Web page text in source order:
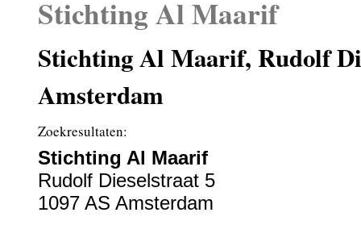
Stichting Al Maarif
Stichting Al Maarif, Rudolf
Amsterdam
Zoekresultaten:
Stichting Al Maarif
Rudolf Dieselstraat 5
1097 AS Amsterdam